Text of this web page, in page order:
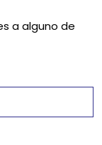
a alguno de